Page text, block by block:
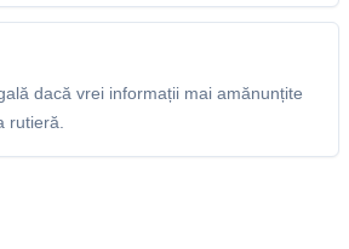
dacă vrei informații mai amănunțite
rutieră.